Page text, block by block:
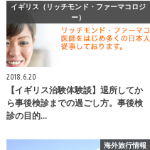
イギリス（リッチモンド・ファーマコロジ
ー）
2018.6.20
【イギリス治験体験談】退所してか
ら事後検診までの過ごし方。事後検
診の目的…
海外旅行情報